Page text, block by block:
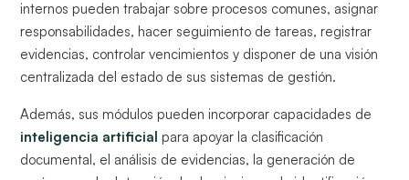
internos pueden trabajar sobre procesos comunes, asignar
responsabilidades, hacer seguimiento de tareas, registrar
evidencias, controlar vencimientos y disponer de una visión
centralizada del estado de sus sistemas de gestión.
Además, sus módulos pueden incorporar capacidades de
inteligencia artificial para apoyar la clasificación
documental, el análisis de evidencias, la generación de